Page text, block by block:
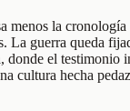
menos la
La guerra queda
donde el testimonio
cultura hecha